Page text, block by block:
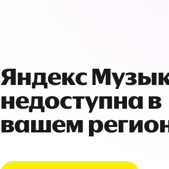
Яндекс
недоступна в
вашем